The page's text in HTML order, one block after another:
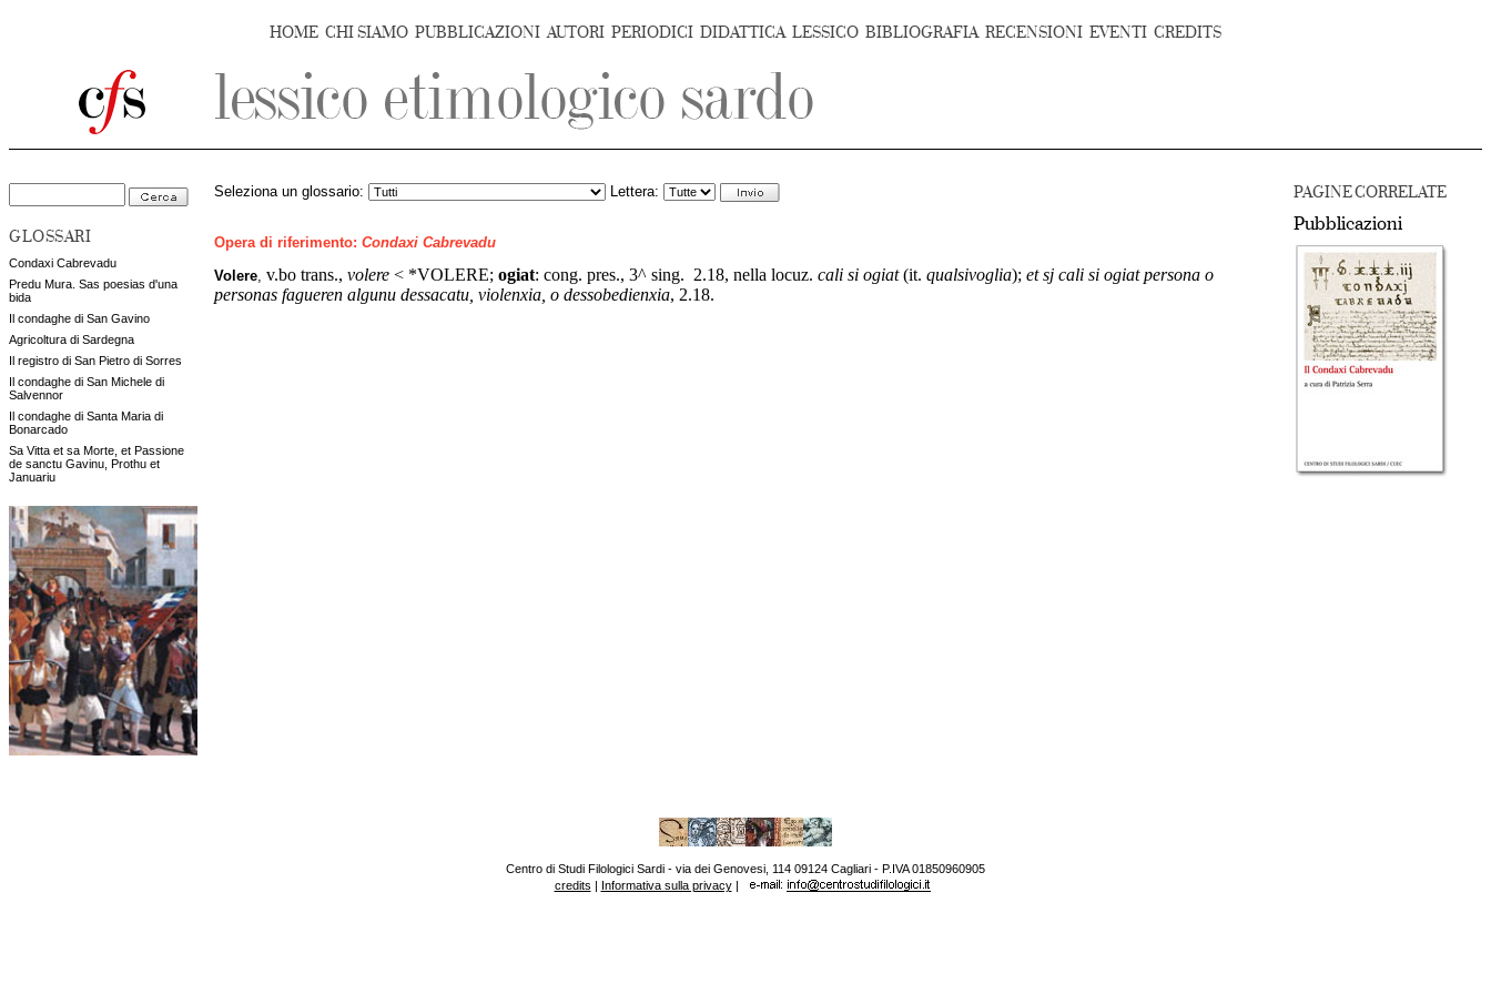
HOME CHI SIAMO PUBBLICAZIONI AUTORI PERIODICI DIDATTICA LESSICO BIBLIOGRAFIA RECENSIONI EVENTI CREDITS
GLOSSARI
Condaxi Cabrevadu
Predu Mura. Sas poesias d'una
bida
Il condaghe di San Gavino
Agricoltura di Sardegna
Il registro di San Pietro di Sorres
Il condaghe di San Michele di
Salvennor
Il condaghe di Santa Maria di
Bonarcado
Sa Vitta et sa Morte, et Passione
de sanctu Gavinu, Prothu et
Januariu
PAGINE CORRELATE
Pubblicazioni
Seleziona un glossario: Lettera:
Opera di riferimento: Condaxi Cabrevadu
Volere v.bo trans., volere < *VOLERE; ogiat: cong. pres., 3^ sing. 2.18, nella locuz. cali si ogiat(it. qualsivoglia); et sj cali si ogiat persona o
personas fagueren algunu dessacatu, violenxia, o dessobedienxia, 2.18.
Centro di Studi Filologici Sardi - via dei Genovesi, 114 09124 Cagliari - P.IVA 01850960905
credits | Informativa sulla privacy|